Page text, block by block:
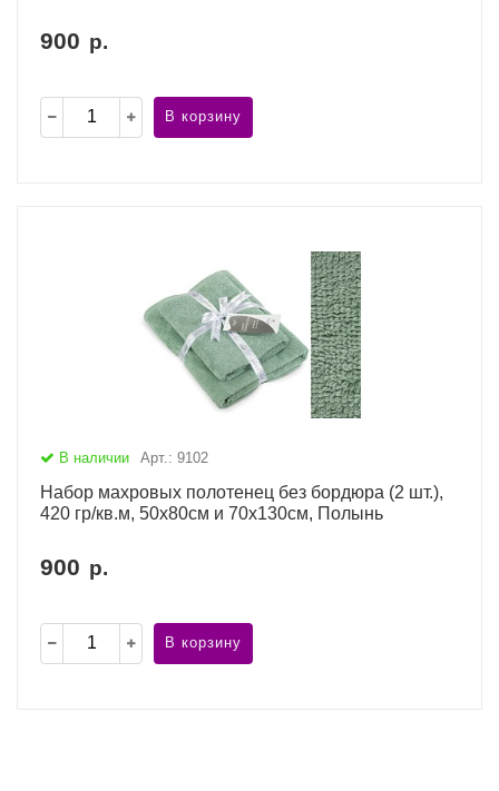
900 р.
В корзину
В наличии Арт.: 9102
Набор махровых полотенец без бордюра (2 шт.),
420 гр/кв.м, 50х80см и 70х130см, Полынь
900 р.
В корзину